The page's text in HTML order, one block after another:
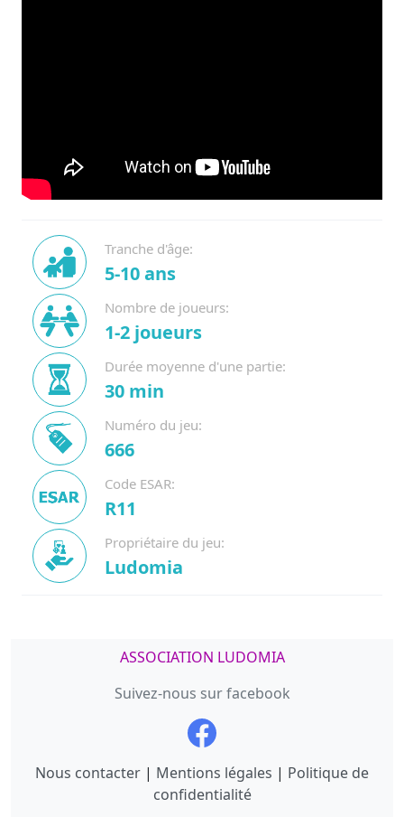
Tranche d'âge:
5-10 ans
Nombre de joueurs:
1-2 joueurs
Durée moyenne d'une partie:
30 min
Numéro du jeu:
666
Code ESAR:
R11
Propriétaire du jeu:
Ludomia
ASSOCIATION LUDOMIA
Suivez-nous sur facebook
Nous contacter | Mentions légales | Politique de
confidentialité